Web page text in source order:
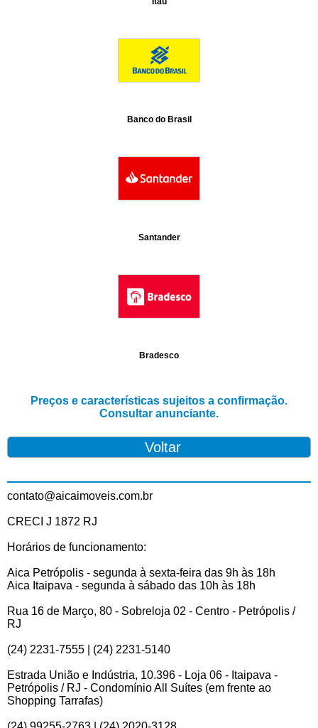
Banco do Brasil
Santander
Bradesco
Preços e características sujeitos a confirmação.
Consultar anunciante.
contato@aicaimoveis.com.br
CRECI J 1872 RJ
Horários de funcionamento:
Aica Petrópolis - segunda à sexta-feira das 9h às 18h
Aica Itaipava - segunda à sábado das 10h às 18h
Rua 16 de Março, 80 - Sobreloja 02 - Centro - Petrópolis /
RJ
(24) 2231-7555 | (24) 2231-5140
Estrada União e Indústria, 10.396 - Loja 06 - Itaipava -
Petrópolis / RJ - Condomínio All Suítes (em frente ao
Shopping Tarrafas)